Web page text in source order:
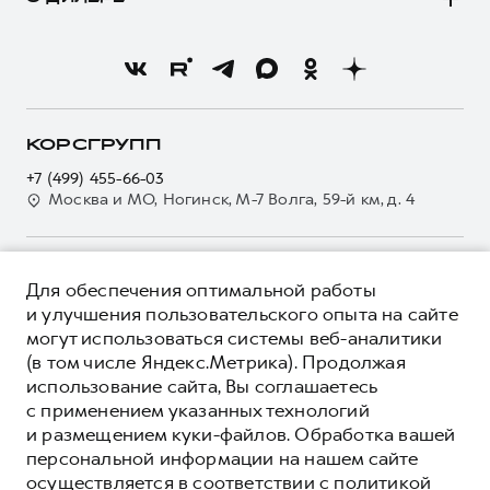
Для малого бизнеса
Система управления автопарком
Сервис для корпоративных клиентов
HAVAL Лизинг
Автомобильные аксессуары
Коллекция PRO
Коллекция Базовая
Программа «Помощь на дороге»
Электронный ПТС
GWM Безопасность
Мобильное приложение GWM
Программа «HAVAL Защита+»
Руководства по эксплуатации
Подписки
Автомобильные аксессуары
Коллекция PRO
Коллекция Базовая
Владельцам
О GWM
О дилере
Контакты
Наша команда
КОРСГРУПП
+7 (499) 455-66-03
Москва и МО, Ногинск, М-7 Волга, 59-й км, д. 4
ЦЕНЫ И ВЫГОДЫ
ЮРИДИЧЕСКАЯ ИНФОРМАЦИЯ
Вся представленная на сайте информация, касающаяся
автомобилей и сервисного обслуживания, носит
информационный характер и не является публичной офертой.
Все цены, указанные на данном сайте, носят информационный
характер и являются максимально рекомендуемыми
****На некоторых автомобилях HAVAL может отсутствовать
система / устройство вызова экстренных оперативных служб
Показать все
Для обеспечения оптимальной работы
и улучшения пользовательского опыта на сайте
могут использоваться системы веб-аналитики
(в том числе Яндекс.Метрика). Продолжая
использование сайта, Вы соглашаетесь
с применением указанных технологий
и размещением куки-файлов. Обработка вашей
персональной информации на нашем сайте
осуществляется в соответствии с политикой